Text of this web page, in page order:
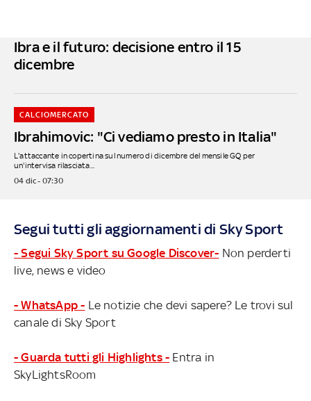
Ibra e il futuro: decisione entro il 15
dicembre
Ibrahimovic: "Ci vediamo presto in Italia"
CALCIOMERCATO
L'attaccante in copertina sul numero di dicembre del mensile GQ per
un'intervisa rilasciata...
04 dic - 07:30
Segui tutti gli aggiornamenti di Sky Sport
- Segui Sky Sport su Google Discover- Non perderti
live, news e video
- WhatsApp - Le notizie che devi sapere? Le trovi sul
canale di Sky Sport
- Guarda tutti gli Highlights - Entra in
SkyLightsRoom